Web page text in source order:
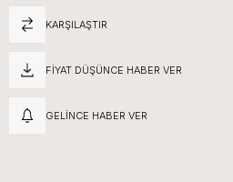
KARŞILAŞTIR
FIYAT DÜŞÜNCE HABER VER
GELINCE HABER VER